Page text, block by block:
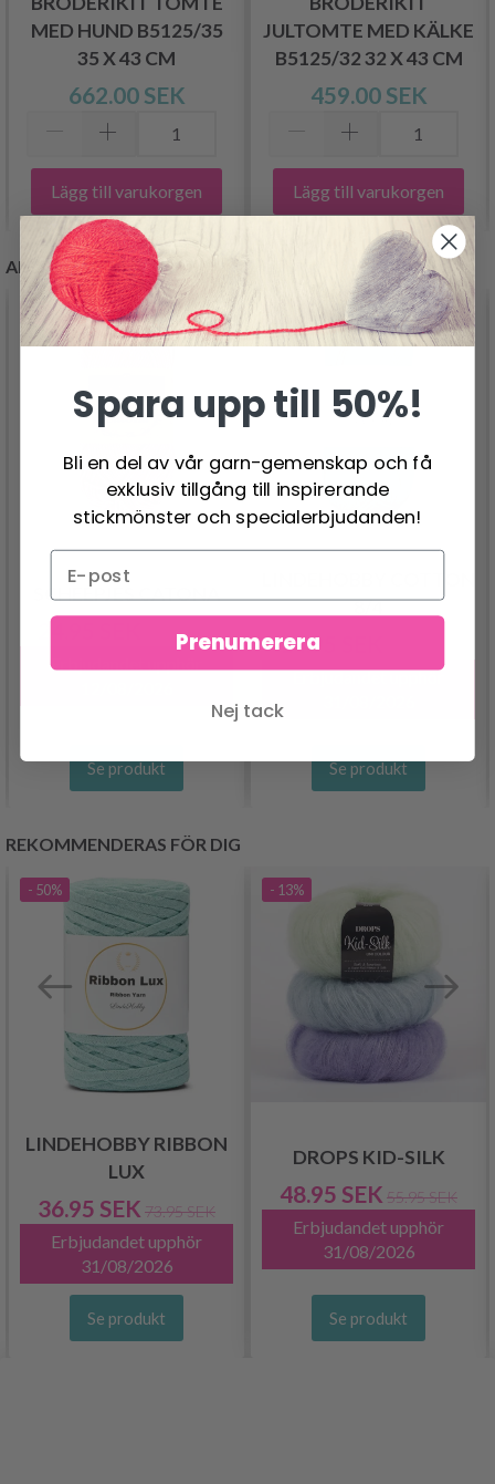
MED HUND B5125/35
35 X 43 CM
662.00 SEK
Lägg till varukorgen
JULTOMTE MED KÄLKE
B5125/32 32 X 43 CM
459.00 SEK
Lägg till varukorgen
ANDRA KUNDER KÖPTE
- 19%
SCHEEPJES CATONA
24.95 SEK 30.95 SEK
Erbjudandet upphör
Se produkt
8/4
14.95 SEK
Erbjudandet upphör
Se produkt
REKOMMENDERAS FÖR DIG
- 50%
LINDEHOBBY RIBBON
LUX
36.95 SEK 73.95 SEK
Erbjudandet upphör
31/08/2026
Se produkt
- 13%
DROPS KID-SILK
48.95 SEK 55.95 SEK
Erbjudandet upphör
31/08/2026
Se produkt
Spara upp till 50%!
Bli en del av vår garn-gemenskap och få
exklusiv tillgång till inspirerande
stickmönster och specialerbjudanden!
Prenumerera
Nej tack